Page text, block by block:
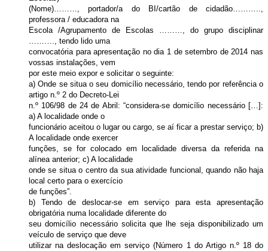
(Nome)………, portador/a do BI/cartão de cidadão………..,
professora / educadora na
Escola /Agrupamento de Escolas ………, do grupo disciplinar
………., tendo lido uma
convocatória para apresentação no dia 1 de setembro de 2014 nas
vossas instalações, vem
por este meio expor e solicitar o seguinte:
a) Onde se situa o seu domicílio necessário, tendo por referência o
artigo n.º 2 do Decreto-Lei
n.º 106/98 de 24 de Abril: “considera-se domicílio necessário […]:
a) A localidade onde o
funcionário aceitou o lugar ou cargo, se aí ficar a prestar serviço; b)
A localidade onde exercer
funções, se for colocado em localidade diversa da referida na
alínea anterior; c) A localidade
onde se situa o centro da sua atividade funcional, quando não haja
local certo para o exercício
de funções”.
b) Tendo de deslocar-se em serviço para esta apresentação
obrigatória numa localidade diferente do
seu domicílio necessário solicita que lhe seja disponibilizado um
veículo de serviço que deve
utilizar na deslocação em serviço (Número 1 do Artigo n.º 18 do